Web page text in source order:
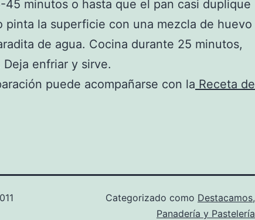
45 minutos o hasta que el pan casi duplique
pinta la superficie con una mezcla de huevo
de agua. Cocina durante 25 minutos,
enfriar y sirve.
puede acompañarse con la Receta de
Categorizado como Destacamos,
Panadería y Pastelería